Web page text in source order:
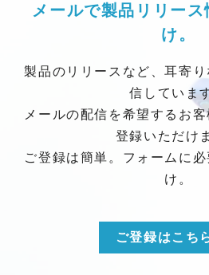
メールで製品リリー
け。
製品のリリースなど、耳寄
信していま
メールの配信を希望するお
登録いただけ
ご登録は簡単。フォームに
け。
ご登録はこち